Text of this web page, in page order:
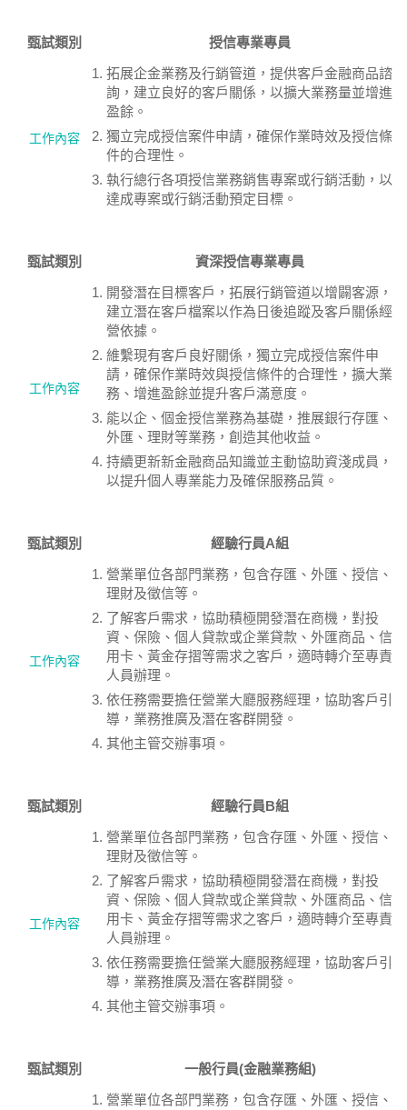
甄試類別 授信專業專員
工作內容
拓展企金業務及行銷管道，提供客戶金融商品諮
詢，建立良好的客戶關係，以擴大業務量並增進
盈餘。
獨立完成授信案件申請，確保作業時效及授信條
件的合理性。
執行總行各項授信業務銷售專案或行銷活動，以
達成專案或行銷活動預定目標。
甄試類別 資深授信專業專員
工作內容
開發潛在目標客戶，拓展行銷管道以增闢客源，
建立潛在客戶檔案以作為日後追蹤及客戶關係經
營依據。
維繫現有客戶良好關係，獨立完成授信案件申
請，確保作業時效與授信條件的合理性，擴大業
務、增進盈餘並提升客戶滿意度。
能以企、個金授信業務為基礎，推展銀行存匯、
外匯、理財等業務，創造其他收益。
持續更新新金融商品知識並主動協助資淺成員，
以提升個人專業能力及確保服務品質。
甄試類別 經驗行員A組
工作內容
營業單位各部門業務，包含存匯、外匯、授信、
理財及徵信等。
了解客戶需求，協助積極開發潛在商機，對投
資、保險、個人貸款或企業貸款、外匯商品、信
用卡、黃金存摺等需求之客戶，適時轉介至專責
人員辦理。
依任務需要擔任營業大廳服務經理，協助客戶引
導，業務推廣及潛在客群開發。
其他主管交辦事項。
甄試類別 經驗行員B組
工作內容
營業單位各部門業務，包含存匯、外匯、授信、
理財及徵信等。
了解客戶需求，協助積極開發潛在商機，對投
資、保險、個人貸款或企業貸款、外匯商品、信
用卡、黃金存摺等需求之客戶，適時轉介至專責
人員辦理。
依任務需要擔任營業大廳服務經理，協助客戶引
導，業務推廣及潛在客群開發。
其他主管交辦事項。
甄試類別 一般行員(金融業務組)
營業單位各部門業務，包含存匯、外匯、授信、